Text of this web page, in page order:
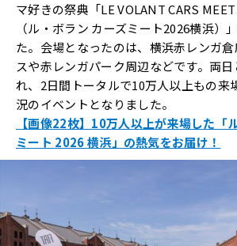
マ好きの祭典「LE VOLANT CARS
（ル・ボラン カーズミート2026横浜）
た。会場となったのは、横浜赤レンガ
スや赤レンガパーク周辺などです。両
れ、2日間トータルで10万人以上もの来
況のイベントとなりました。
【画像22枚】10万人以上が来場した「
ミート 2026 横浜」の熱気をお届け！